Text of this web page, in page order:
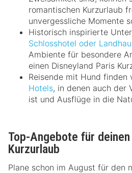
romantischen Kurzurlaub
unvergessliche Momente
Historisch inspirierte
Schlosshotel oder
Ambiente für besondere
einen Disneyland Paris
Reisende mit Hund finden
Hotels, in denen auch der
ist und Ausflüge in die
Top-Angebote für
Kurzurlaub
Plane schon im August für den